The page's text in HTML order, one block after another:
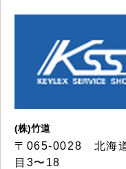
(株)竹道
〒065-0028 北海
目3〜18